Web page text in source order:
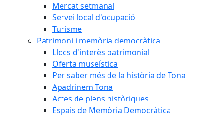
Mercat setmanal
Servei local d'ocupació
Turisme
Patrimoni i memòria democràtica
Llocs d'interès patrimonial
Oferta museística
Per saber més de la història de Tona
Apadrinem Tona
Actes de plens històriques
Espais de Memòria Democràtica